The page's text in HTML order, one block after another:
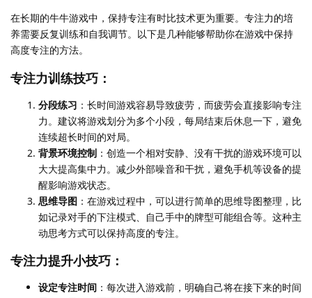
在长期的牛牛游戏中，保持专注有时比技术更为重要。专注力的培
养需要反复训练和自我调节。以下是几种能够帮助你在游戏中保持
高度专注的方法。
专注力训练技巧：
分段练习 ：长时间游戏容易导致疲劳，而疲劳会直接影响专注
力。建议将游戏划分为多个小段，每局结束后休息一下，避免
连续超长时间的对局。
背景环境控制 ：创造一个相对安静、没有干扰的游戏环境可以
大大提高集中力。减少外部噪音和干扰，避免手机等设备的提
醒影响游戏状态。
思维导图 ：在游戏过程中，可以进行简单的思维导图整理，比
如记录对手的下注模式、自己手中的牌型可能组合等。这种主
动思考方式可以保持高度的专注。
专注力提升小技巧：
设定专注时间 ：每次进入游戏前，明确自己将在接下来的时间